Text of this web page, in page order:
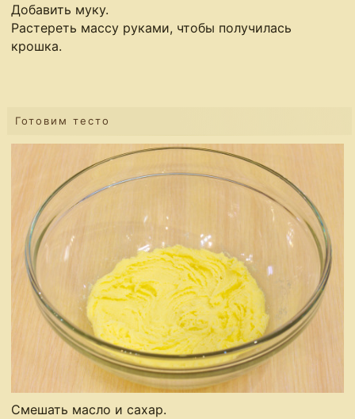
Добавить муку.
Растереть массу руками, чтобы получилась
крошка.
Готовим тесто
Смешать масло и сахар.